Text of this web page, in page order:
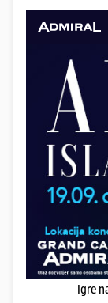
Igre